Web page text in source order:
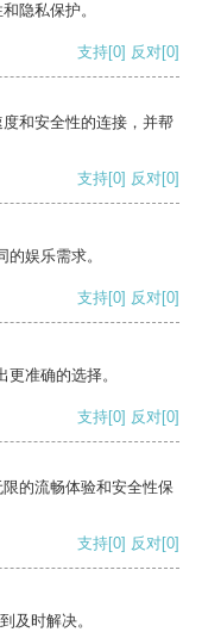
隐私保护。
支持[0] 反对[0]
和安全性的连接，并帮
支持[0] 反对[0]
娱乐需求。
支持[0] 反对[0]
准确的选择。
支持[0] 反对[0]
的流畅体验和安全性保
支持[0] 反对[0]
及时解决。